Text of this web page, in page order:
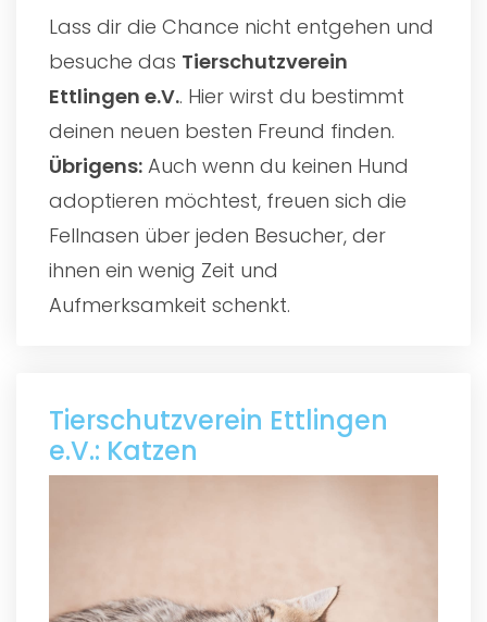
Lass dir die Chance nicht entgehen und
besuche das Tierschutzverein
Ettlingen e.V.. Hier wirst du bestimmt
deinen neuen besten Freund finden.
Übrigens: Auch wenn du keinen Hund
adoptieren möchtest, freuen sich die
Fellnasen über jeden Besucher, der
ihnen ein wenig Zeit und
Aufmerksamkeit schenkt.
Tierschutzverein Ettlingen
e.V.: Katzen